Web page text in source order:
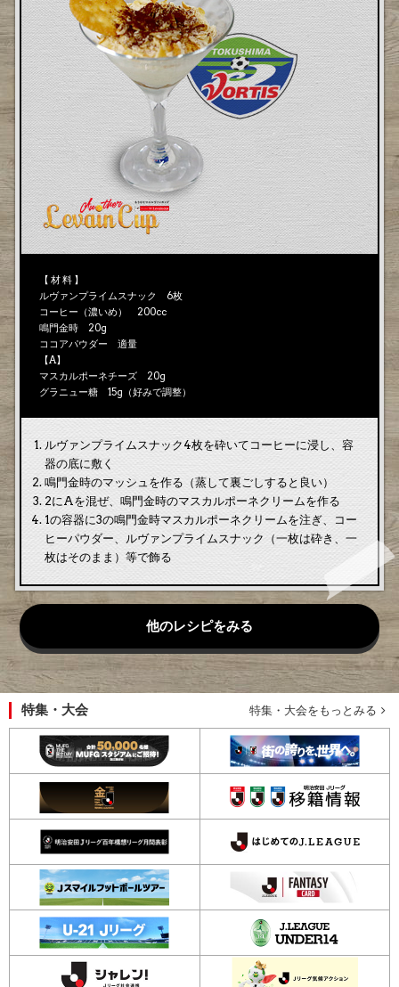
【 材 料 】
ルヴァンプライムスナック 6枚
コーヒー（濃いめ） 200cc
鳴門金時 20g
ココアパウダー 適量
【A】
マスカルポーネチーズ 20g
グラニュー糖 15g（好みで調整）
ルヴァンプライムスナック4枚を砕いてコーヒーに浸し、容
器の底に敷く
鳴門金時のマッシュを作る（蒸して裏ごしすると良い）
2にAを混ぜ、鳴門金時のマスカルポーネクリームを作る
1の容器に3の鳴門金時マスカルポーネクリームを注ぎ、コー
ヒーパウダー、ルヴァンプライムスナック（一枚は砕き、一
枚はそのまま）等で飾る
他のレシピをみる
特集・大会 特集・大会をもっとみる